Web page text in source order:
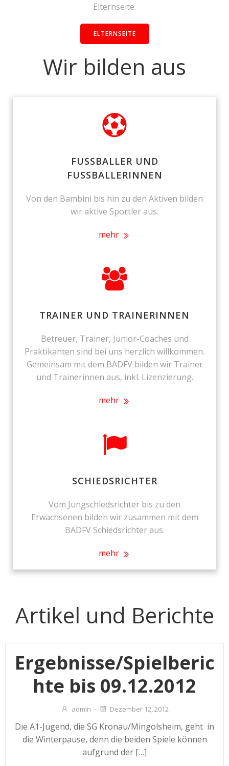
Elternseite.
ELTERNSEITE
Wir bilden aus
FUSSBALLER UND
FUSSBALLERINNEN
Von den Bambini bis hin zu den Aktiven bilden
wir aktive Sportler aus.
mehr
TRAINER UND TRAINERINNEN
Betreuer, Trainer, Junior-Coaches und
Praktikanten sind bei uns herzlich willkommen.
Gemeinsam mit dem BADFV bilden wir Trainer
und Trainerinnen aus, inkl. Lizenzierung.
mehr
SCHIEDSRICHTER
Vom Jungschiedsrichter bis zu den
Erwachsenen bilden wir zusammen mit dem
BADFV Schiedsrichter aus.
mehr
Artikel und Berichte
Ergebnisse/Spielberic
hte bis 09.12.2012
admin - Dezember 12, 2012
Die A1-Jugend, die SG Kronau/Mingolsheim, geht in
die Winterpause, denn die beiden Spiele können
aufgrund der […]